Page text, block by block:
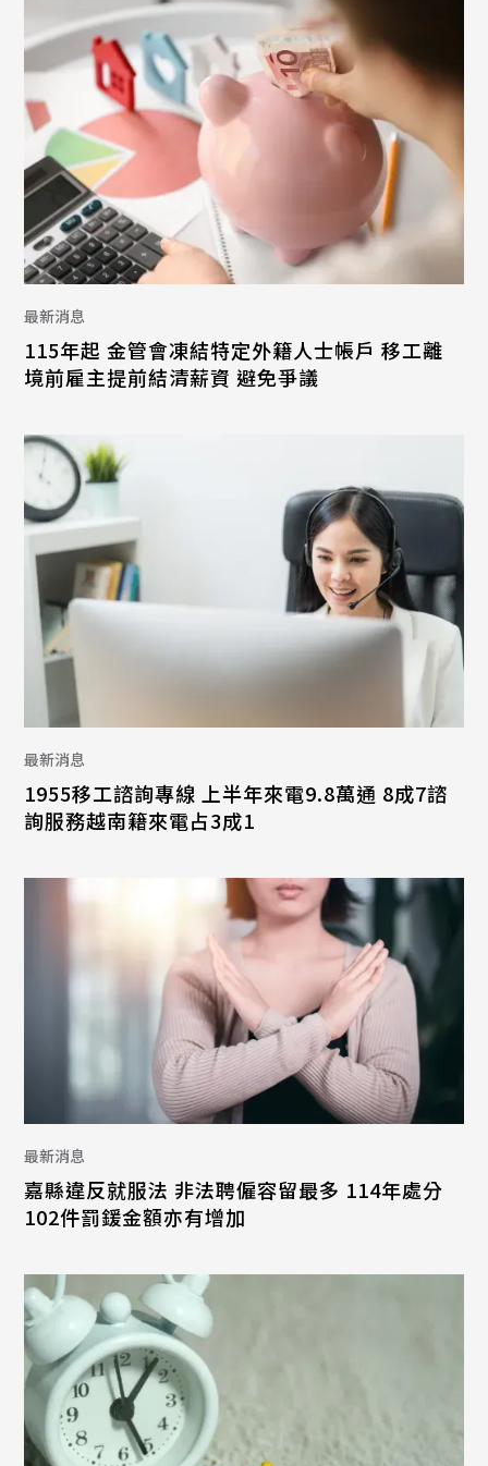
最新消息
115年起 金管會凍結特定外籍人士帳戶 移工離
境前雇主提前結清薪資 避免爭議
最新消息
1955移工諮詢專線 上半年來電9.8萬通 8成7諮
詢服務越南籍來電占3成1
最新消息
嘉縣違反就服法 非法聘僱容留最多 114年處分
102件罰鍰金額亦有增加